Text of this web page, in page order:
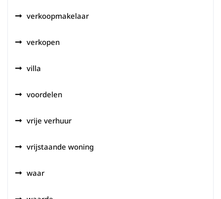
verkoopmakelaar
verkopen
villa
voordelen
vrije verhuur
vrijstaande woning
waar